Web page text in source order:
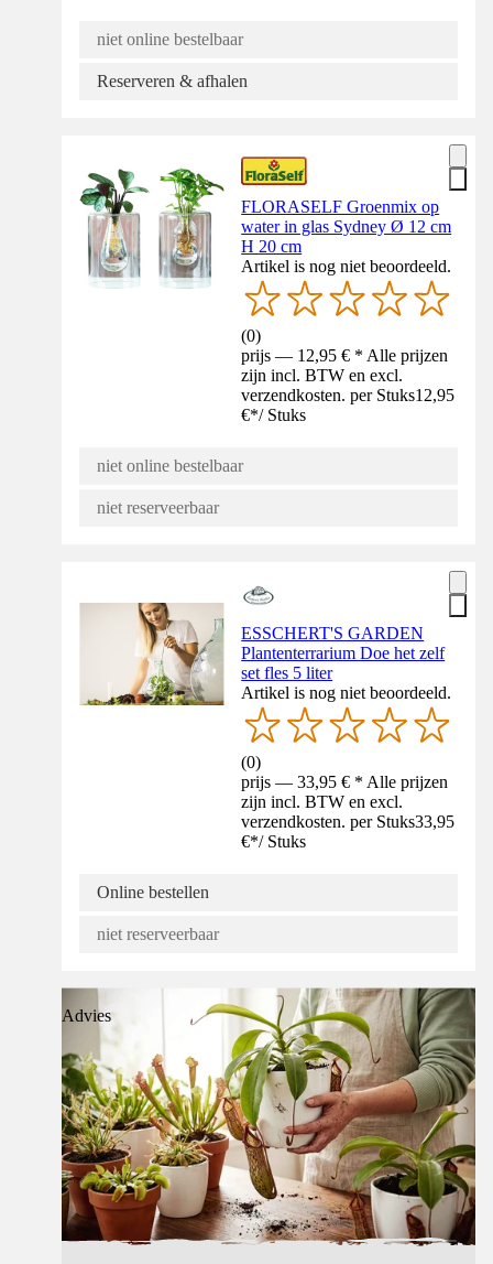
niet online bestelbaar
Reserveren & afhalen
FLORASELF Groenmix op
water in glas Sydney Ø 12 cm
H 20 cm
Artikel is nog niet beoordeeld.
(0)
prijs — 12,95 € * Alle prijzen
zijn incl. BTW en excl.
verzendkosten. per Stuks12,95
€*/ Stuks
niet online bestelbaar
niet reserveerbaar
ESSCHERT'S GARDEN
Plantenterrarium Doe het zelf
set fles 5 liter
Artikel is nog niet beoordeeld.
(0)
prijs — 33,95 € * Alle prijzen
zijn incl. BTW en excl.
verzendkosten. per Stuks33,95
€*/ Stuks
Online bestellen
niet reserveerbaar
Advies